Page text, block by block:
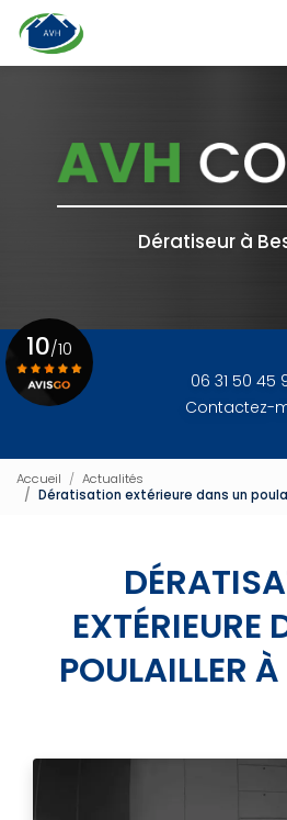
au
contenu
principal
Dératiseur à
06 31 50 45
Contactez-
10/10
Accueil
Actualités
Dératisation extérieure dans un
EXTÉRIEURE
POULAILLER